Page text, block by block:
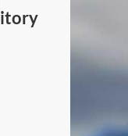
Canada